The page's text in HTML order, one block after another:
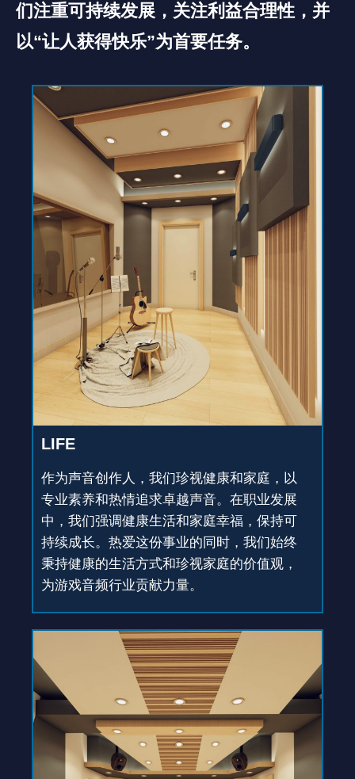
们注重可持续发展，关注利益合理性，并
以“让人获得快乐”为首要任务。
LIFE
作为声音创作人，我们珍视健康和家庭，以
专业素养和热情追求卓越声音。在职业发展
中，我们强调健康生活和家庭幸福，保持可
持续成长。热爱这份事业的同时，我们始终
秉持健康的生活方式和珍视家庭的价值观，
为游戏音频行业贡献力量。